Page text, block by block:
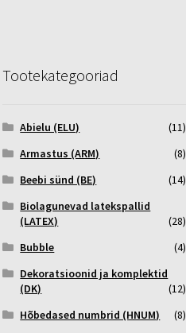
Tootekategooriad
Abielu (ELU)
(11)
Armastus (ARM)
(8)
Beebi sünd (BE)
(14)
Biolagunevad latekspallid
(LATEX)
(28)
Bubble
(4)
Dekoratsioonid ja komplektid
(DK)
(12)
Hõbedased numbrid (HNUM)
(8)